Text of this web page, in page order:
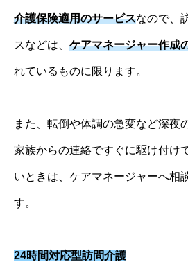
介護保険適用のサービスなので、
スなどは、 ケアマネージャー作成
れているものに限ります。
また、転倒や体調の急変など深夜
家族からの連絡ですぐに駆け付け
いときは、ケアマネージャーへ相
す。
24時間対応型訪問介護